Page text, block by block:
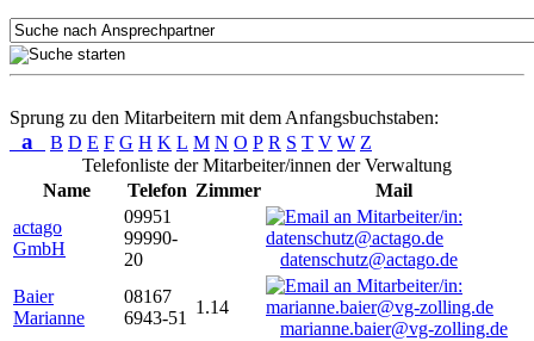
Sprung zu den Mitarbeitern mit dem Anfangsbuchstaben:
a B D E F G H K L M N O P R S T V W Z
Telefonliste der Mitarbeiter/innen der Verwaltung
Name
Telefon Zimmer
Mail
actago
GmbH
09951
99990-
20
datenschutz@actago.de
Baier
Marianne
08167
6943-51
1.14
marianne.baier@vg-zolling.de